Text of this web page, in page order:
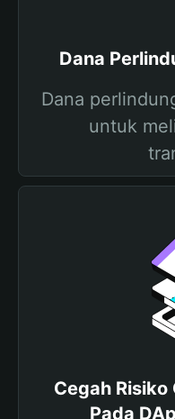
Dana
Dana
untuk
Cegah
Pada